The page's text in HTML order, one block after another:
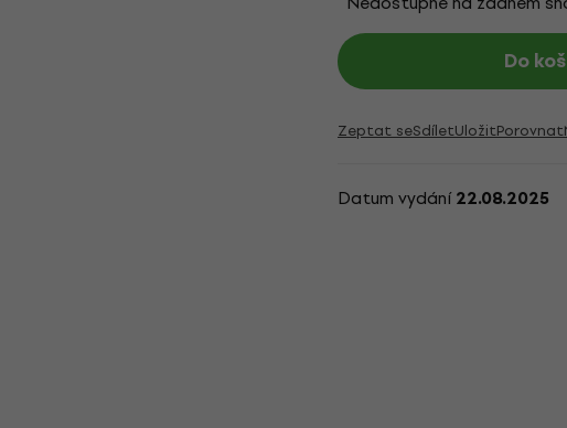
Do
Zeptat seSdíletUložitPorovnat
Datum vydání22.08.2025